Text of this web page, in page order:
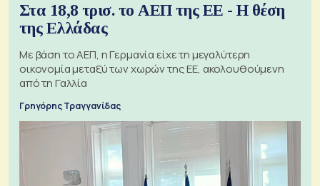
Στα 18,8 τρισ. το ΑΕΠ της ΕΕ - Η θέση
της Ελλάδας
Με βάση το ΑΕΠ, η Γερμανία είχε τη μεγαλύτερη
οικονομία μεταξύ των χωρών της ΕΕ, ακολουθούμενη
από τη Γαλλία
Γρηγόρης Τραγγανίδας